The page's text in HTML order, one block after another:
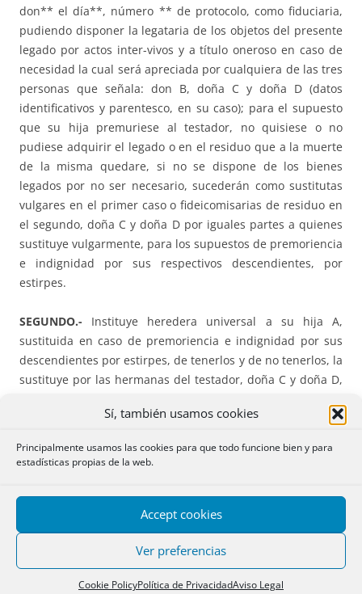
Sí, también usamos cookies
Principalmente usamos las cookies para que todo funcione bien y para
estadísticas propias de la web.
Accept cookies
Ver preferencias
Cookie PolicyPolítica de PrivacidadAviso Legal
don** el día**, número ** de protocolo, como fiduciaria,
pudiendo disponer la legataria de los objetos del presente
legado por actos inter-vivos y a título oneroso en caso de
necesidad la cual será apreciada por cualquiera de las tres
personas que señala: don B, doña C y doña D (datos
identificativos y parentesco, en su caso); para el supuesto
que su hija premuriese al testador, no quisiese o no
pudiese adquirir el legado o en el residuo que a la muerte
de la misma quedare, si no se dispone de los bienes
legados por no ser necesario, sucederán como sustitutas
vulgares en el primer caso o fideicomisarias de residuo en
el segundo, doña C y doña D por iguales partes a quienes
sustituye vulgarmente, para los supuestos de premoriencia
e indignidad por sus respectivos descendientes, por
estirpes.
SEGUNDO.- Instituye heredera universal a su hija A,
sustituida en caso de premoriencia e indignidad por sus
descendientes por estirpes, de tenerlos y de no tenerlos, la
sustituye por las hermanas del testador, doña C y doña D,
de premoriencia e indignidad, por sus respectivos
apoyo para el ejercicio de su capacidad en determinados
asuntos complejos, que actualmente no hay establecidas
medidas judiciales de apoyo y dispone que el patrimonio
que le atribuye en este testamento por herencia así como
sus accesiones, frutos y rentas esté sujeto a las siguientes